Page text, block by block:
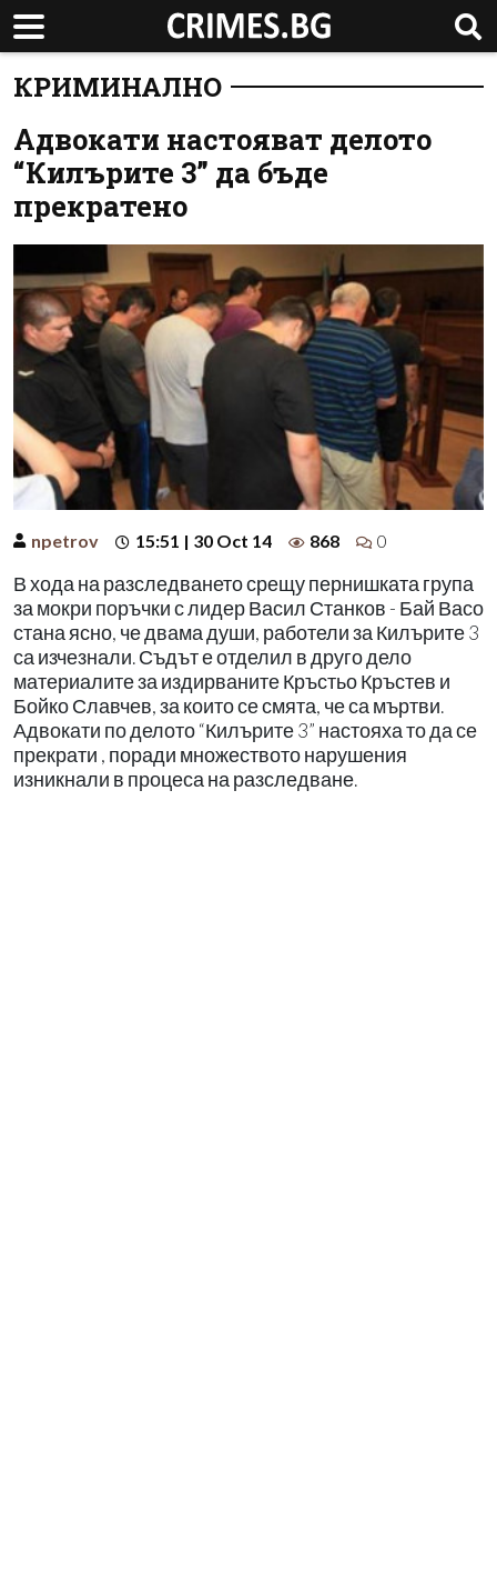
КРИМИНАЛНО
Адвокати настояват делото
“Килърите 3” да бъде
прекратено
npetrov 15:51 | 30 Oct 14 868 0
В хода на разследването срещу пернишката група
за мокри поръчки с лидер Васил Станков - Бай Васо
стана ясно, че двама души, работели за Килърите 3
са изчезнали. Съдът е отделил в друго дело
материалите за издирваните Кръстьо Кръстев и
Бойко Славчев, за които се смята, че са мъртви.
Адвокати по делото “Килърите 3” настояха то да се
прекрати , поради множеството нарушения
изникнали в процеса на разследване.